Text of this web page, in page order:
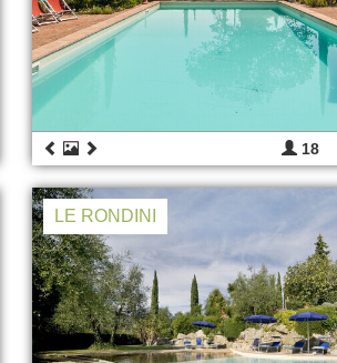
18
LE RONDINI